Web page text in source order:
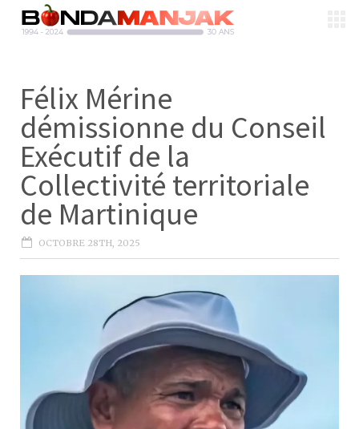
Félix Mérine
démissionne du Conseil
Exécutif de la
Collectivité territoriale
de Martinique
OCTOBRE 28TH, 2025